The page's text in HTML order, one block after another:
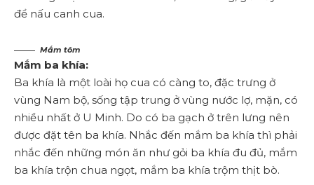
để nấu canh cua.
Mắm tôm
Mắm ba khía:
Ba khía là một loài họ cua có càng to, đặc trưng ở
vùng Nam bộ, sống tập trung ở vùng nước lợ, mặn, có
nhiều nhất ở U Minh. Do có ba gạch ở trên lưng nên
được đặt tên ba khía. Nhắc đến mắm ba khía thì phải
nhắc đến những món ăn như gỏi ba khía đu đủ, mắm
ba khía trộn chua ngọt, mắm ba khía trộm thịt bò.